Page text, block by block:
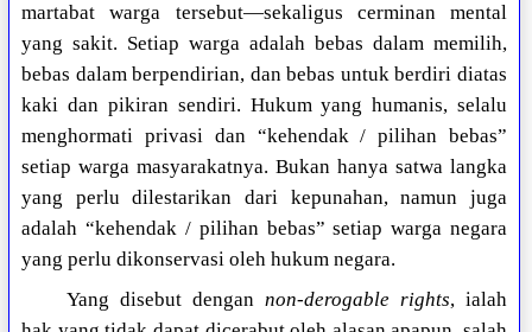
martabat warga tersebut—sekaligus cerminan mental
yang sakit. Setiap warga adalah bebas dalam memilih,
bebas dalam berpendirian, dan bebas untuk berdiri diatas
kaki dan pikiran sendiri. Hukum yang humanis, selalu
menghormati privasi dan “kehendak / pilihan bebas”
setiap warga masyarakatnya. Bukan hanya satwa langka
yang perlu dilestarikan dari kepunahan, namun juga
adalah “kehendak / pilihan bebas” setiap warga negara
yang perlu dikonservasi oleh hukum negara.
Yang disebut dengan non-derogable rights, ialah